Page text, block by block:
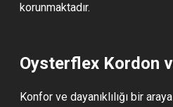
korunmaktadır.
Oysterflex Kordon
Konfor ve dayanıklılığı bir